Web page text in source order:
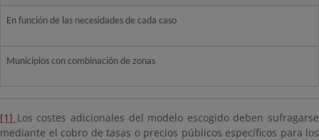
En función de las necesidades de cada caso
Municipios con combinación de zonas
[1] Los costes adicionales del modelo escogido deben sufragarse
mediante el cobro de tasas o precios públicos específicos para los